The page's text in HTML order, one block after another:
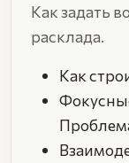
Как задать
расклада.
Как